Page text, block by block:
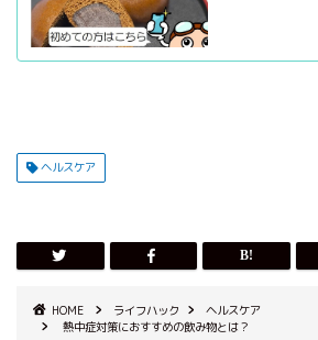
ヘルスケア
HOME ライフハック
ヘルスケア
熱中症対策におすすめの飲み物とは？